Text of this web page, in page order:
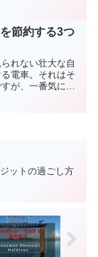
方ラオスへは日
せ...
節約する3つ
れない壮大な自
電車。それはそ
が、一番気にな
ットの過ごし方